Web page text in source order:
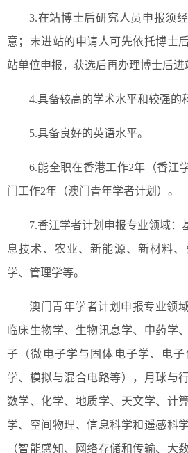
3.在站博士后研究人员申报须
意；未进站的申请人可先依托博士
站单位申报，获选后再办理博士后进
4.具备较高的学术水平和较强的
5.具备良好的英语水平。
6.能全职在香港工作2年（香江
门工作2年（澳门青年学者计划）。
7.香江学者计划申报专业领域：
息技术、农业、新能源、新材料
学、管理学等。
澳门青年学者计划申报专业领
临床生物学、生物讯息学、中药学
子（微电子学与固体电子学、电
学、模拟与混合电路等），月球与
数学、化学、地质学、天文学、计
学、空间物理、信息科学和遥感科
（智能感知、网络存储和传输、大